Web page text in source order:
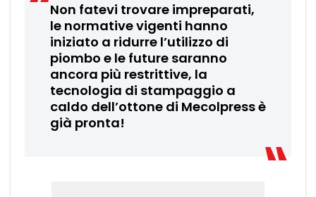
Non fatevi trovare impreparati,
le normative vigenti hanno
iniziato a ridurre l’utilizzo di
piombo e le future saranno
ancora più restrittive, la
tecnologia di stampaggio a
caldo dell’ottone di Mecolpress è
già pronta!